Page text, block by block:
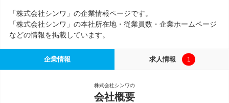
「株式会社シンワ」の企業情報ページです。
「株式会社シンワ」の本社所在地・従業員数・企業ホームページ
などの情報を掲載しています。
企業情報 求人情報 1
株式会社シンワの
会社概要